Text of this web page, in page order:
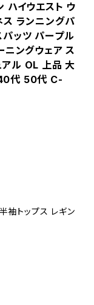
ハイウエスト ウ
ス ランニングパ
ッツ パープル
ニングウェア ス
アル OL 上品 大
代 50代 C-
袖トップス レギン